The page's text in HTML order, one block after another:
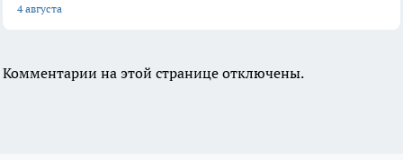
4 августа
Комментарии на этой странице отключены.